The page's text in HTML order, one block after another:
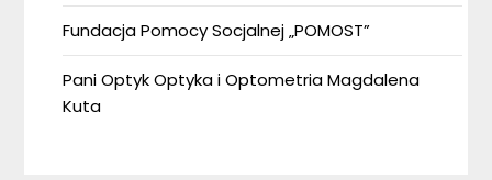
Fundacja Pomocy Socjalnej „POMOST”
Pani Optyk Optyka i Optometria Magdalena
Kuta